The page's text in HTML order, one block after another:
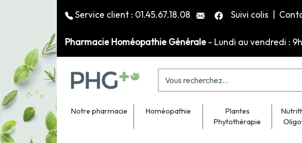
Service client : 01.45.67.18.08 Suivi colis
Pharmacie Homéopathie Générale - Lundi au vendredi :
Notre pharmacie Homéopathie
Plantes
Phytothérapie